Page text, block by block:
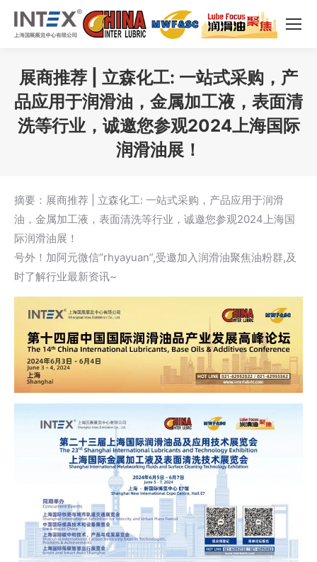
展商推荐 | 立森化工: 一站式采购，产
品应用于润滑油，金属加工液，表面清
洗等行业，诚邀您参观2024上海国际
润滑油展！
摘要：展商推荐 | 立森化工: 一站式采购，产品应用于润滑
油，金属加工液，表面清洗等行业，诚邀您参观2024上海国
际润滑油展！
号外！加阿元微信“rhyayuan”,受邀加入润滑油聚焦油粉群,及
时了解行业最新资讯~